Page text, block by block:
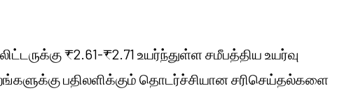
₹2.61-₹2.71 உயர்ந்துள்ள சமீபத்திய உயர்வு
பதிலளிக்கும் தொடர்ச்சியான சரிசெய்தல்களை